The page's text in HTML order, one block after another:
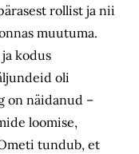
rollist ja nii
muutuma.
kodus
oli
on näidanud –
loomise,
tundub, et